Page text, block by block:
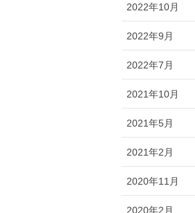
2022年10月
2022年9月
2022年7月
2021年10月
2021年5月
2021年2月
2020年11月
2020年2月